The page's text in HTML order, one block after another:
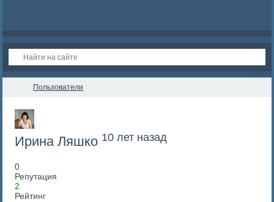
Пользователи
Ирина Ляшко 10 лет назад
0
Репутация
2
Рейтинг